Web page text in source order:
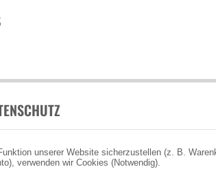
unserer Website sicherzustellen (z. B.
verwenden wir Cookies (Notwendig).